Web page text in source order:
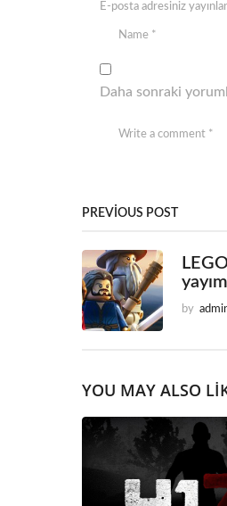
E-posta adresiniz
Daha sonraki
PREVIOUS POST
by
YOU MAY ALSO